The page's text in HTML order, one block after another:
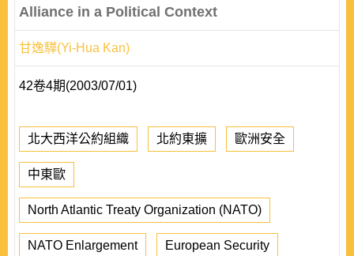
Alliance in a Political Context
甘逸驊(Yi-Hua Kan)
42卷4期(2003/07/01)
北大西洋公約組織 北約東擴 歐洲安全
中東歐
North Atlantic Treaty Organization (NATO)
NATO Enlargement European Security